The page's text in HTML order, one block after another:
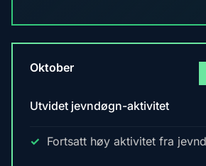
Oktober
Utvidet jevndøgn-aktivitet
Fortsatt høy aktivitet fra